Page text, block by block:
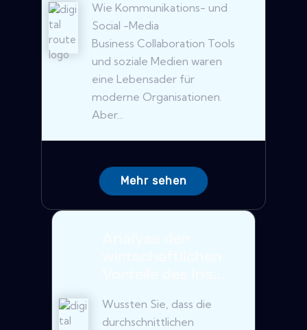
Wie Kommunikations- und
Social -Media
Business Collaboration Tools
und soziale Medien waren
eine Lebensader für
moderne Organisationen.
Aber...
Mehr sehen
Wussten Sie, dass die
durchschnittlichen